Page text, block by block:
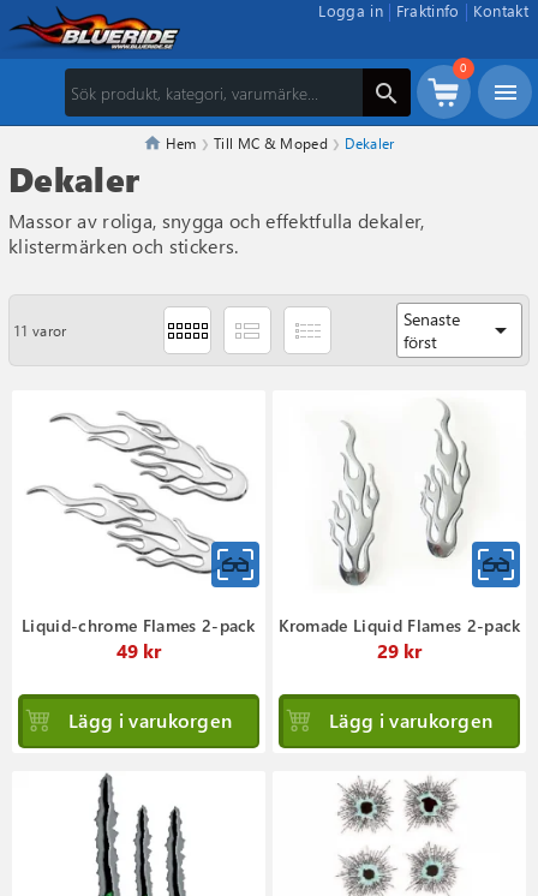
Kontakt
Fraktinfo
Logga in
search
0
menu
Hem Till MC & Moped Dekaler
Dekaler
Massor av roliga, snygga och effektfulla dekaler,
klistermärken och stickers.
11 varor
Senaste
först
arrow_drop_down
Liquid-chrome Flames 2-pack
49 kr
Lägg i varukorgen
Kromade Liquid Flames 2-pack
29 kr
Lägg i varukorgen